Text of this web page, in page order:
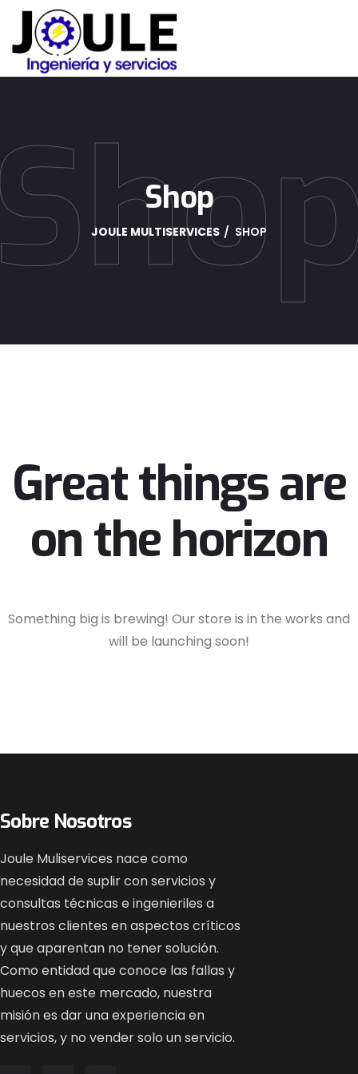
Shop
JOULE MULTISERVICES SHOP
Great things are
on the horizon
Something big is brewing! Our store is in the works and
will be launching soon!
Sobre Nosotros
Joule Muliservices nace como
necesidad de suplir con servicios y
consultas técnicas e ingenieriles a
nuestros clientes en aspectos críticos
y que aparentan no tener solución.
Como entidad que conoce las fallas y
huecos en este mercado, nuestra
misión es dar una experiencia en
servicios, y no vender solo un servicio.